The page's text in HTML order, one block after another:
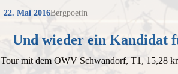
22. Mai 2016Bergpoetin
Und wieder ein Kandidat
Tour mit dem OWV Schwandorf, T1, 15,28